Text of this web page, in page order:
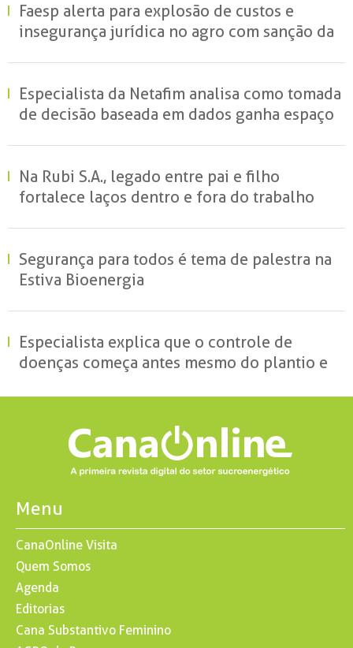
Faesp alerta para explosão de custos e
insegurança jurídica no agro com sanção da
Especialista da Netafim analisa como tomada
de decisão baseada em dados ganha espaço
Na Rubi S.A., legado entre pai e filho
fortalece laços dentro e fora do trabalho
Segurança para todos é tema de palestra na
Estiva Bioenergia
Especialista explica que o controle de
doenças começa antes mesmo do plantio e
Menu
CanaOnline Visita
Quem Somos
Agenda
Editorias
Cana Substantivo Feminino